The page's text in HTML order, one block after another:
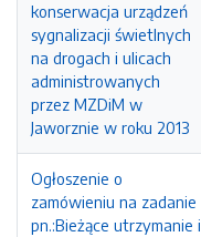
konserwacja urządzeń
sygnalizacji świetlnych
na drogach i ulicach
administrowanych
przez MZDiM w
Jaworznie w roku 2013
Ogłoszenie o
zamówieniu na zadanie
pn.:Bieżące utrzymanie i